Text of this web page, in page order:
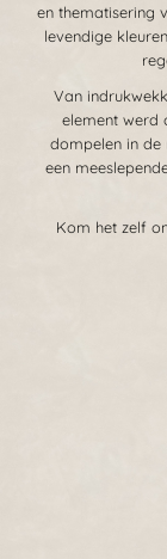
en thematisering
levendige
Van
element werd
dompelen in de
een
Kom het zelf